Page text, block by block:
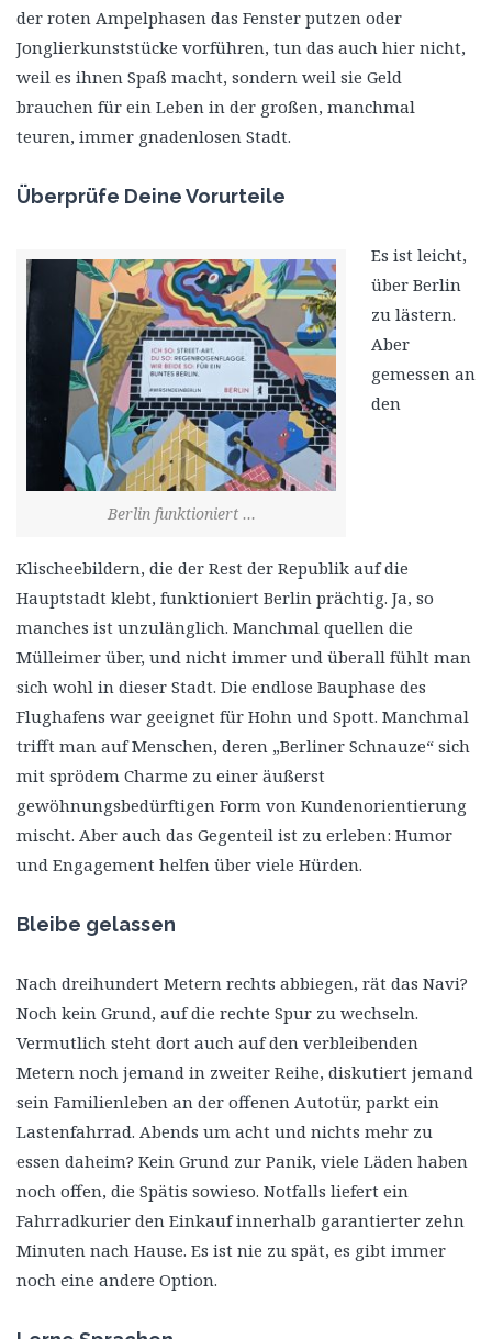
der roten Ampelphasen das Fenster putzen oder
Jonglierkunststücke vorführen, tun das auch hier nicht,
weil es ihnen Spaß macht, sondern weil sie Geld
brauchen für ein Leben in der großen, manchmal
teuren, immer gnadenlosen Stadt.
Überprüfe Deine Vorurteile
Berlin funktioniert …
Es ist leicht,
über Berlin
zu lästern.
Aber
gemessen an
den
Klischeebildern, die der Rest der Republik auf die
Hauptstadt klebt, funktioniert Berlin prächtig. Ja, so
manches ist unzulänglich. Manchmal quellen die
Mülleimer über, und nicht immer und überall fühlt man
sich wohl in dieser Stadt. Die endlose Bauphase des
Flughafens war geeignet für Hohn und Spott. Manchmal
trifft man auf Menschen, deren „Berliner Schnauze“ sich
mit sprödem Charme zu einer äußerst
gewöhnungsbedürftigen Form von Kundenorientierung
mischt. Aber auch das Gegenteil ist zu erleben: Humor
und Engagement helfen über viele Hürden.
Bleibe gelassen
Nach dreihundert Metern rechts abbiegen, rät das Navi?
Noch kein Grund, auf die rechte Spur zu wechseln.
Vermutlich steht dort auch auf den verbleibenden
Metern noch jemand in zweiter Reihe, diskutiert jemand
sein Familienleben an der offenen Autotür, parkt ein
Lastenfahrrad. Abends um acht und nichts mehr zu
essen daheim? Kein Grund zur Panik, viele Läden haben
noch offen, die Spätis sowieso. Notfalls liefert ein
Fahrradkurier den Einkauf innerhalb garantierter zehn
Minuten nach Hause. Es ist nie zu spät, es gibt immer
noch eine andere Option.